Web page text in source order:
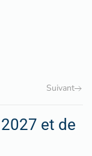
Suivant
et de